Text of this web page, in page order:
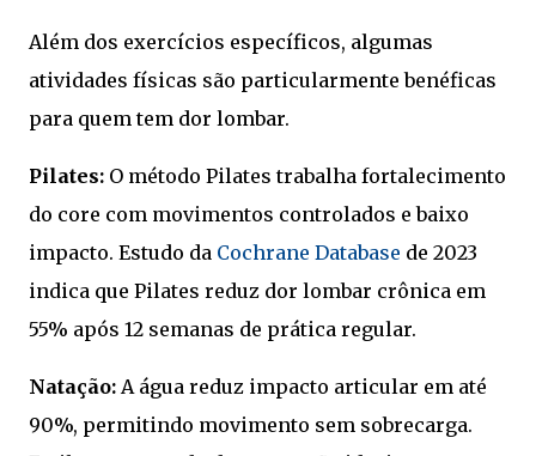
Além dos exercícios específicos, algumas
atividades físicas são particularmente benéficas
para quem tem dor lombar.
Pilates: O método Pilates trabalha fortalecimento
do core com movimentos controlados e baixo
impacto. Estudo da Cochrane Database de 2023
indica que Pilates reduz dor lombar crônica em
55% após 12 semanas de prática regular.
Natação: A água reduz impacto articular em até
90%, permitindo movimento sem sobrecarga.